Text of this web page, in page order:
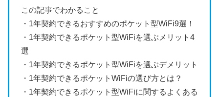
この記事でわかること
・1年契約できるおすすめのポケット型WiFi9選！
・1年契約できるポケット型WiFiを選ぶメリット4
選
・1年契約できるポケット型WiFiを選ぶデメリット
・1年契約できるポケットWiFiの選び方とは？
・1年契約できるポケット型WiFiに関するよくある